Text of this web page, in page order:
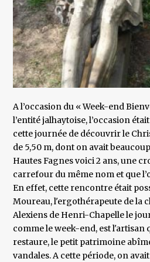
A l’occasion du « Week-end
l’entité jalhaytoise, l’occasion
cette journée de découvrir le
de 5,50 m, dont on avait
Hautes Fagnes voici 2 ans, une
carrefour du même nom et que
En effet, cette rencontre était
Moureau, l'ergothérapeute de la
Alexiens de Henri-Chapelle le
comme le week-end, est l'artisan
restaure, le petit patrimoine
vandales. A cette période, on